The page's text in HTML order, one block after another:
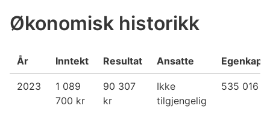
Økonomisk historikk
År Inntekt Resultat Ansatte
2023
1 089
700 kr
90 307
kr
Ikke
tilgjengelig
535 016 kr